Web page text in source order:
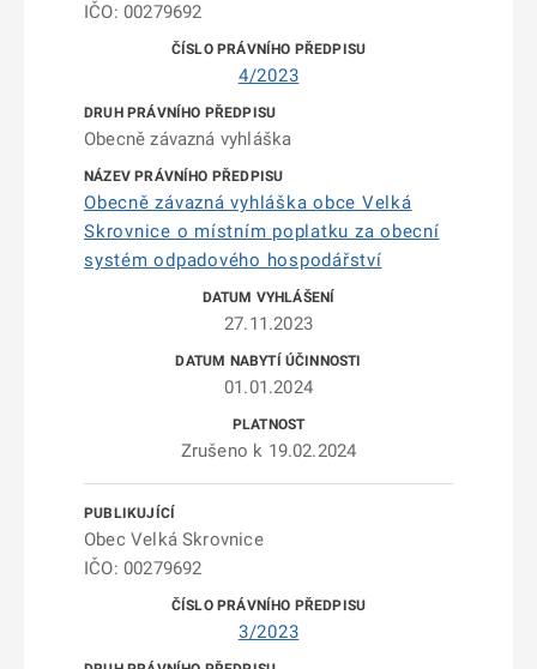
IČO: 00279692
4/2023
Obecně závazná vyhláška
Obecně závazná vyhláška obce Velká
Skrovnice o místním poplatku za obecní
systém odpadového hospodářství
27.11.2023
01.01.2024
Zrušeno k 19.02.2024
Obec Velká Skrovnice
IČO: 00279692
3/2023